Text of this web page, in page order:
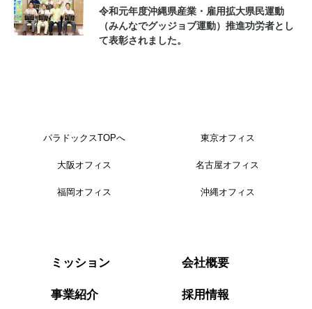
令和元年度沖縄県産業・雇用拡大県民運動
（みんなでグッジョブ運動）推進功労者とし
て表彰されました。
パラドックスTOPへ 東京オフィス
大阪オフィス 名古屋オフィス
福岡オフィス 沖縄オフィス
ミッション
事業紹介
会社概要
採用情報